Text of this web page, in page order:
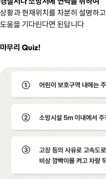
상황과 현재위치를 차분히 설명하고
도움을 기다린다면 된답니다
마무리 Quiz!